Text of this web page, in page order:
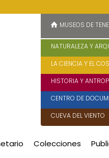
Colecciones
MUSEOS DE
NATURALEZA Y
LA CIENCIA Y EL
HISTORIA Y
CENTRO DE
CUEVA DEL VIENTO